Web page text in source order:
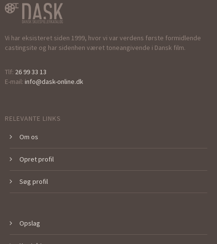
Vi har eksisteret siden 1999, hvor vi var verdens første formidlende
castingsite og har sidenhen været toneangivende i Dansk film.
Tlf: 26 99 33 13
E-mail: info@dask-online.dk
RELEVANTE LINKS
Om os
Opret profil
Søg profil
Opslag